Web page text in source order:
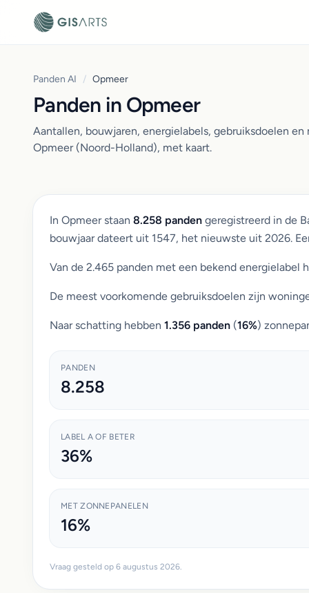
Panden AI / Opmeer
Panden in Opmeer
Aantallen, bouwjaren, energielabels, gebruiksdoelen
Opmeer (Noord-Holland), met kaart.
In Opmeer staan 8.258 panden geregistreerd in de
bouwjaar dateert uit 1547, het nieuwste uit 2026.
Van de 2.465 panden met een bekend energielabel
De meest voorkomende gebruiksdoelen zijn
Naar schatting hebben 1.356 panden (16%)
PANDEN
8.258
LABEL A OF BETER
36%
MET ZONNEPANELEN
16%
Vraag gesteld op 6 augustus 2026.